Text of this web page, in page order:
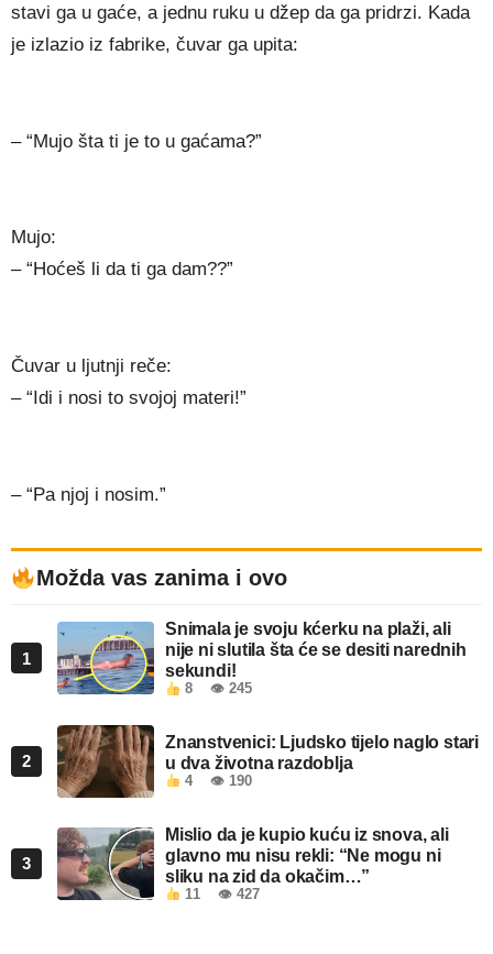
stavi ga u gaće, a jednu ruku u džep da ga pridrzi. Kada
je izlazio iz fabrike, čuvar ga upita:
– “Mujo šta ti je to u gaćama?”
Mujo:
– “Hoćeš li da ti ga dam??”
Čuvar u ljutnji reče:
– “Idi i nosi to svojoj materi!”
– “Pa njoj i nosim.”
Možda vas zanima i ovo
1
Snimala je svoju kćerku na plaži, ali
nije ni slutila šta će se desiti narednih
sekundi!
8 👁 245
2
Znanstvenici: Ljudsko tijelo naglo stari
u dva životna razdoblja
4 👁 190
3
Mislio da je kupio kuću iz snova, ali
glavno mu nisu rekli: “Ne mogu ni
sliku na zid da okačim…”
11 👁 427